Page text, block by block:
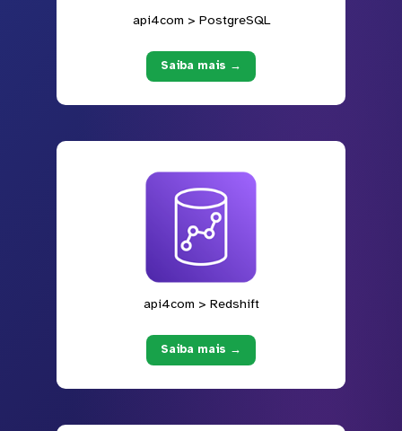
api4com > PostgreSQL
Saiba mais →
api4com > Redshift
Saiba mais →